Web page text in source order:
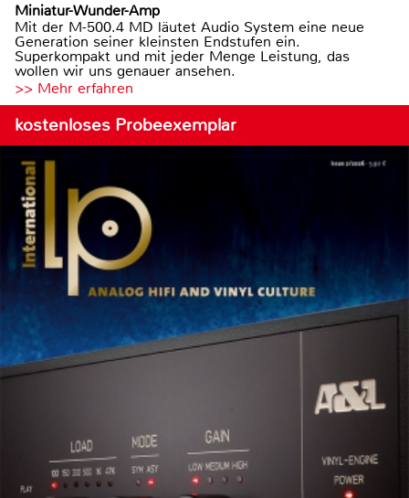
Miniatur-Wunder-Amp
Mit der M-500.4 MD läutet Audio System eine neue
Generation seiner kleinsten Endstufen ein.
Superkompakt und mit jeder Menge Leistung, das
wollen wir uns genauer ansehen.
>> Mehr erfahren
kostenloses Probeexemplar